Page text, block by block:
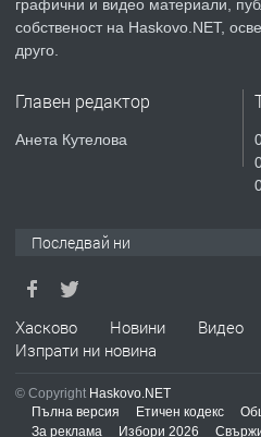
ПРЕДЛАГА
Продавам
ПРЕДЛАГА
№4119
графични и видео материали,
собственост на Haskovo.NET,
друго.
Главен редактор
Анета Кутелова
Последвай ни
Хасково Новини Видео
Изпрати ни новина
© Copyright Haskovo.NET
Пълна версия
Етичен кодекс
За реклама
Избори 2026